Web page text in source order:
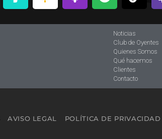
Noticias
Club de Oyentes
Quienes Somos
Qué hacemos
Clientes
Contacto
AVISO LEGAL POLÍTICA DE PRIVACIDAD